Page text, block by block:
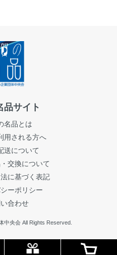
品サイト
名品とは
用される方へ
送について
交換について
法に基づく表記
ーポリシー
い合わせ
中央会 All Rights Reserved.